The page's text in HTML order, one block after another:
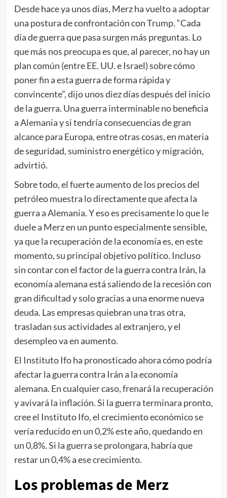
Desde hace ya unos días, Merz ha vuelto a adoptar
una postura de confrontación con Trump. “Cada
día de guerra que pasa surgen más preguntas. Lo
que más nos preocupa es que, al parecer, no hay un
plan común (entre EE. UU. e Israel) sobre cómo
poner fin a esta guerra de forma rápida y
convincente”, dijo unos diez días después del inicio
de la guerra. Una guerra interminable no beneficia
a Alemania y si tendría consecuencias de gran
alcance para Europa, entre otras cosas, en materia
de seguridad, suministro energético y migración,
advirtió.
Sobre todo, el fuerte aumento de los precios del
petróleo muestra lo directamente que afecta la
guerra a Alemania. Y eso es precisamente lo que le
duele a Merz en un punto especialmente sensible,
ya que la recuperación de la economía es, en este
momento, su principal objetivo político. Incluso
sin contar con el factor de la guerra contra Irán, la
economía alemana está saliendo de la recesión con
gran dificultad y solo gracias a una enorme nueva
deuda. Las empresas quiebran una tras otra,
trasladan sus actividades al extranjero, y el
desempleo va en aumento.
El Instituto Ifo ha pronosticado ahora cómo podría
afectar la guerra contra Irán a la economía
alemana. En cualquier caso, frenará la recuperación
y avivará la inflación. Si la guerra terminara pronto,
cree el Instituto Ifo, el crecimiento económico se
vería reducido en un 0,2% este año, quedando en
un 0,8%. Si la guerra se prolongara, habría que
restar un 0,4% a ese crecimiento.
Los problemas de Merz